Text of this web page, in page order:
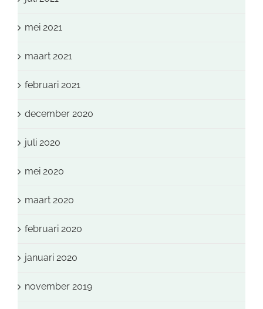
mei 2021
maart 2021
februari 2021
december 2020
juli 2020
mei 2020
maart 2020
februari 2020
januari 2020
november 2019